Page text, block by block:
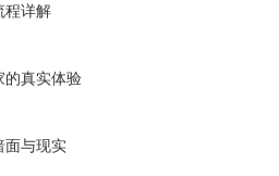
程详解
的真实体验
面与现实